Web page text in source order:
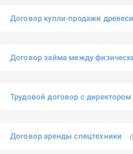
Договор купли-продажи
Договор займа между
Трудовой договор с директором
Договор аренды спецтехники